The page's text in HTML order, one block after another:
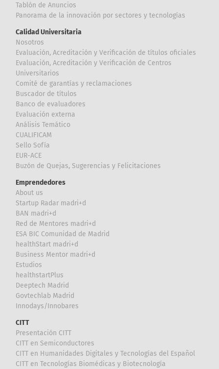
Tablón de Anuncios
Panorama de la innovación por sectores y tecnologías
Calidad Universitaria
Nosotros
Evaluación, Acreditación y Verificación de títulos oficiales
Evaluación, Acreditación y Verificación de Centros
Universitarios
Comité de garantías y reclamaciones
Buscador de títulos
Banco de evaluadores
Evaluación externa
Análisis Temático
CUALIFICAM
Sello Sofía
EUR-ACE
Buzón de Quejas, Sugerencias y Felicitaciones
Emprendedores
About us
Startup Radar madri+d
BAN madri+d
Red de Mentores madri+d
ESA BIC Comunidad de Madrid
healthStart madri+d
Business Mentor madri+d
Estudios
healthstartPlus
Deeptech Madrid
Govtechlab Madrid
Innodays/Innobares
CITT
Presentación CITT
CITT en Semiconductores
CITT en Humanidades Digitales y Tecnologías del Español
CITT en Tecnologías Biomédicas y Biotecnología